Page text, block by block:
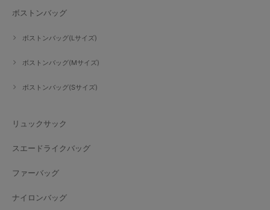
ボストンバッグ
ボストンバッグ(Lサイズ)
ボストンバッグ(Mサイズ)
ボストンバッグ(Sサイズ)
リュックサック
スエードライクバッグ
ファーバッグ
ナイロンバッグ